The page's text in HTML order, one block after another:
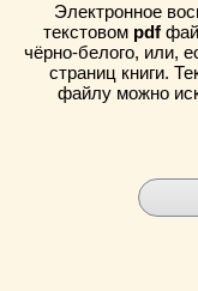
Электронное
текстовом pdf
чёрно-белого, или,
страниц книги.
файлу можно